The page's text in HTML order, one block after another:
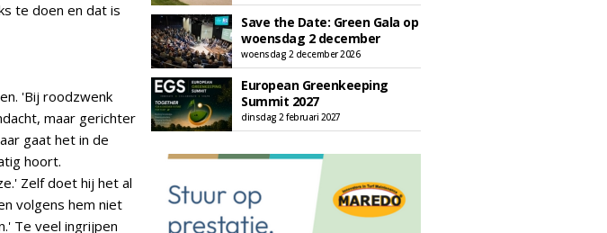
te doen en dat is
'Bij roodzwenk
maar gerichter
gaat het in de
hoort.
Zelf doet hij het al
volgens hem niet
Te veel ingrijpen
Save the Date: Green Gala op
woensdag 2 december
woensdag 2 december 2026
European Greenkeeping
Summit 2027
dinsdag 2 februari 2027